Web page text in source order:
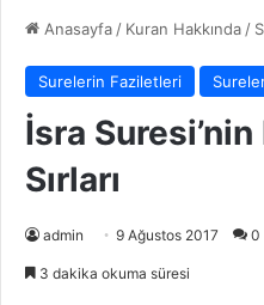
Anasayfa/ Kuran Hakkında/
Surelerin Faziletleri
İsra
Sırları
admin 9 Ağustos 2017 0
3 dakika okuma süresi